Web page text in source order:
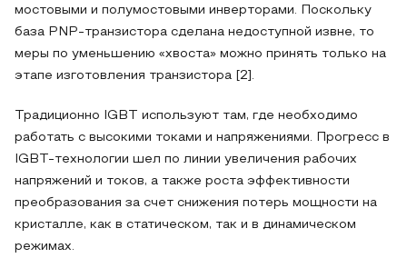
мостовыми и полумостовыми инверторами. Поскольку
база PNP-транзистора сделана недоступной извне, то
меры по уменьшению «хвоста» можно принять только на
этапе изготовления транзистора [2].
Традиционно IGBT используют там, где необходимо
работать с высокими токами и напряжениями. Прогресс в
IGBT-технологии шел по линии увеличения рабочих
напряжений и токов, а также роста эффективности
преобразования за счет снижения потерь мощности на
кристалле, как в статическом, так и в динамическом
режимах.